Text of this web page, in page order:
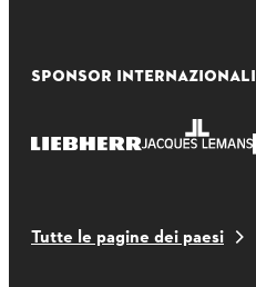
SPONSOR INTERNAZIONALI
Tutte le pagine dei paesi